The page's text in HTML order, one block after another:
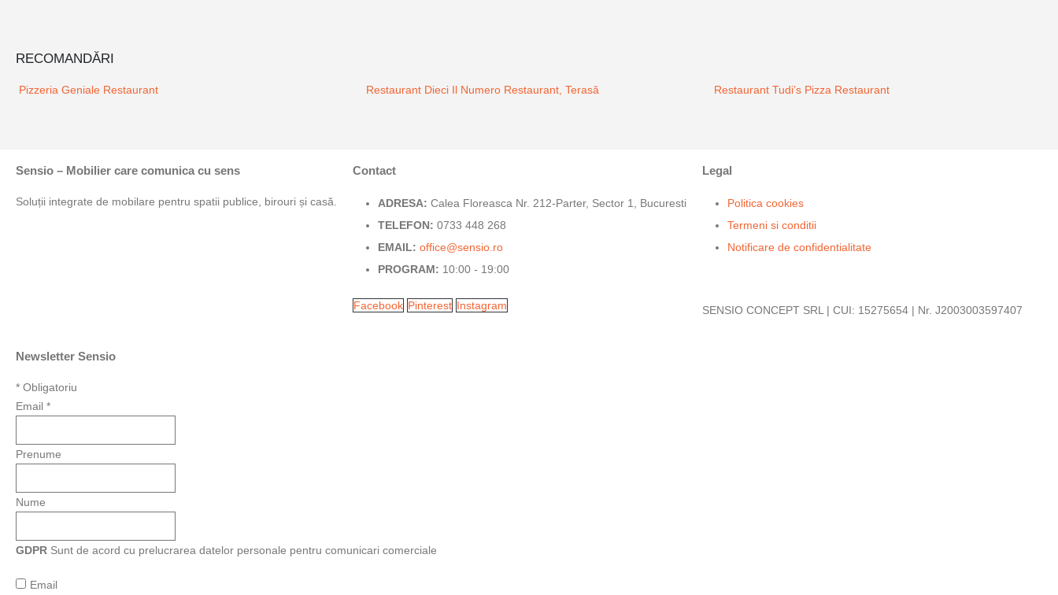
RECOMANDĂRI
Pizzeria Geniale Restaurant Restaurant Dieci Il Numero Restaurant, Terasă Restaurant Tudi’s Pizza Restaurant
Sensio – Mobilier care comunica cu sens
Soluții integrate de mobilare pentru spatii publice, birouri și casă.
Contact
ADRESA: Calea Floreasca Nr. 212-Parter, Sector 1, Bucuresti
TELEFON: 0733 448 268
EMAIL: office@sensio.ro
PROGRAM: 10:00 - 19:00
Facebook Pinterest Instagram
Legal
Politica cookies
Termeni si conditii
Notificare de confidentialitate
SENSIO CONCEPT SRL | CUI: 15275654 | Nr. J2003003597407
Newsletter Sensio
* Obligatoriu
Email *
Prenume
Nume
GDPR Sunt de acord cu prelucrarea datelor personale pentru comunicari comerciale
Email